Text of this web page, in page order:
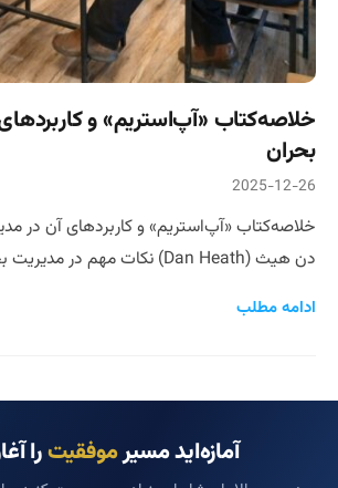
خلاصه‌کتاب «آپ‌استریم» و
بحران
2025-12-26
خلاصه‌کتاب «آپ‌استریم» و کاربردهای آن در
دن هیث (Dan Heath) نکات مهم در مدیریت بحران و ریسک
ادامه مطلب
آمازه‌اید مسیرموفقیترا